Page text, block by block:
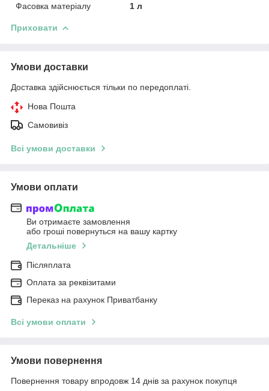
Фасовка матеріалу 1 л
Приховати
Умови доставки
Доставка здійснюється тільки по передоплаті.
Нова Пошта
Самовивіз
Всі умови доставки
Умови оплати
Ви отримаєте замовлення
або гроші повернуться на вашу картку
Детальніше
Післяплата
Оплата за реквізитами
Переказ на рахунок Приватбанку
Всі умови оплати
Умови повернення
Повернення товару впродовж 14 днів за рахунок покупця